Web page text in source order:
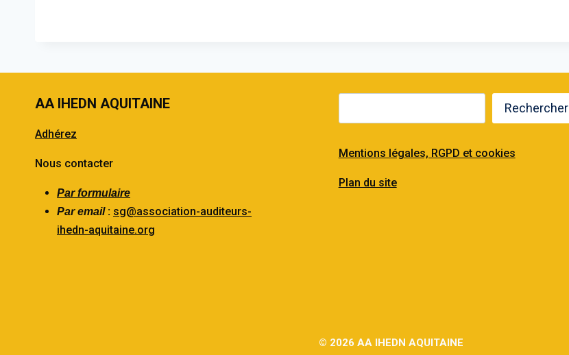
AA IHEDN AQUITAINE
Adhérez
Nous contacter
Par formulaire
Par email: sg@association-auditeurs-
ihedn-aquitaine.org
Rechercher
Mentions légales, RGPD et cookies
Plan du site
© 2026 AA IHEDN AQUITAINE